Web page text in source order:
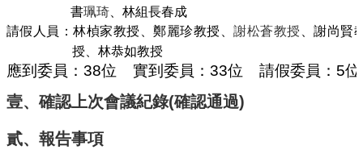
政
會
議
務
書珮琦 、林組長春成
請假人員：林楨家教授、鄭麗珍教授 、謝松蒼教授 、謝尚賢
授
林恭如教授
應到委員： 38位 實到委員： 33位 請假委員： 5位
壹、確認上次會議紀錄(確認通過)
貳、報告事項